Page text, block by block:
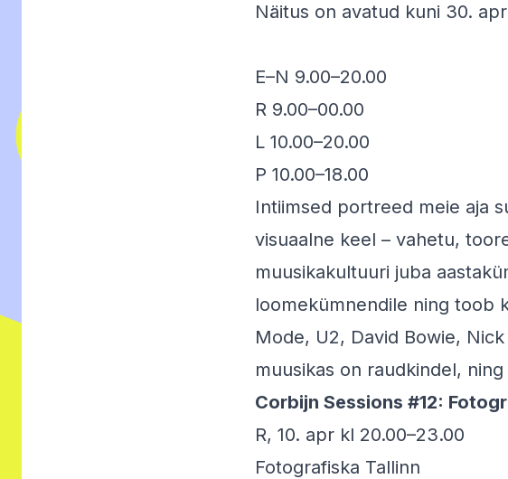
Näitus on avatud kuni 30.
E–N 9.00–20.00
R 9.00–00.00
L 10.00–20.00
P 10.00–18.00
Intiimsed portreed meie aja
visuaalne keel – vahetu,
muusikakultuuri juba
loomekümnendile ning toob
Mode, U2, David Bowie,
muusikas on raudkindel,
Corbijn Sessions #12:
R, 10. apr kl 20.00–23.00
Fotografiska Tallinn